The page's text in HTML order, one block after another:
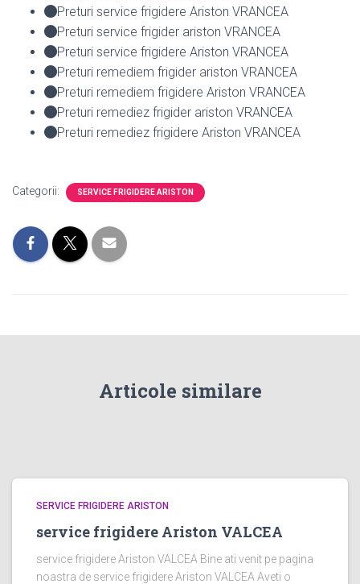
Preturi service frigidere Ariston VRANCEA
Preturi service frigider ariston VRANCEA
Preturi service frigidere Ariston VRANCEA
Preturi remediem frigider ariston VRANCEA
Preturi remediem frigidere Ariston VRANCEA
Preturi remediez frigider ariston VRANCEA
Preturi remediez frigidere Ariston VRANCEA
Categorii: SERVICE FRIGIDERE ARISTON
Articole similare
SERVICE FRIGIDERE ARISTON
service frigidere Ariston VALCEA
service frigidere Ariston VALCEA Bine ati venit pe pagina
noastra de service frigidere Ariston VALCEA Aveti o